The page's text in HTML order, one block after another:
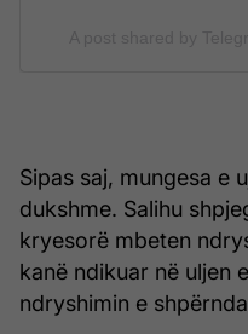
Sipas saj, mungesa e
dukshme. Salihu
kryesorë mbeten
kanë ndikuar në uljen
ndryshimin e